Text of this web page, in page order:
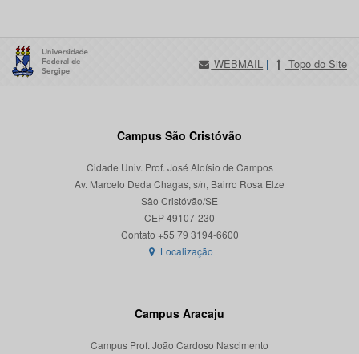
WEBMAIL | Topo do Site
Campus São Cristóvão
Cidade Univ. Prof. José Aloísio de Campos
Av. Marcelo Deda Chagas, s/n, Bairro Rosa Elze
São Cristóvão/SE
CEP 49107-230
Localização
Campus Aracaju
Campus Prof. João Cardoso Nascimento